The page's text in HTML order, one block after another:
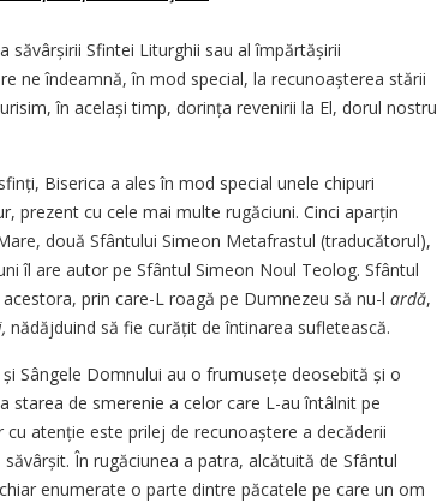
săvârșirii Sfintei Liturghii sau al împărtășirii
ne îndeamnă, în mod special, la recunoaș­terea stării
în același timp, dorința revenirii la El, dorul nostru
Biserica a ales în mod special unele chipuri
prezent cu cele mai multe rugăciuni. Cinci aparțin
două Sfântului Simeon Metafrastul (traducătorul),
îl are autor pe Sfântul Simeon Noul Teolog. Sfântul
prin care-L roagă pe Dumnezeu să nu-l ardă,
nădăjduind să fie curățit de întinarea sufletească.
Sângele Domnului au o frumusețe deosebită și o
starea de smerenie a celor care L-au întâlnit pe
atenție este prilej de recunoaștere a decăderii
În rugăciunea a patra, alcătuită de Sfântul
enumerate o parte dintre păcatele pe care un om